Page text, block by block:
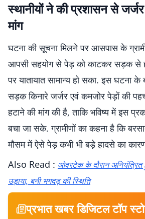
स्थानीयों ने की प्रशासन से
मांग
घटना की सूचना मिलने पर आसपास के
आपसी सहयोग से पेड़ को काटकर सड़क से
पर यातायात सामान्य हो सका. इस घटना के
सड़क किनारे जर्जर एवं कमजोर पेड़ों की
हटाने की मांग की है, ताकि भविष्य में इस
बचा जा सके. ग्रामीणों का कहना है कि
मौसम में ऐसे पेड़ कभी भी बड़े हादसे का
Also Read : ओवरटेक के दौरान
उड़ाया, बनी भगदड़ की स्थिति
प्रभात खबर डिजिटल टॉप